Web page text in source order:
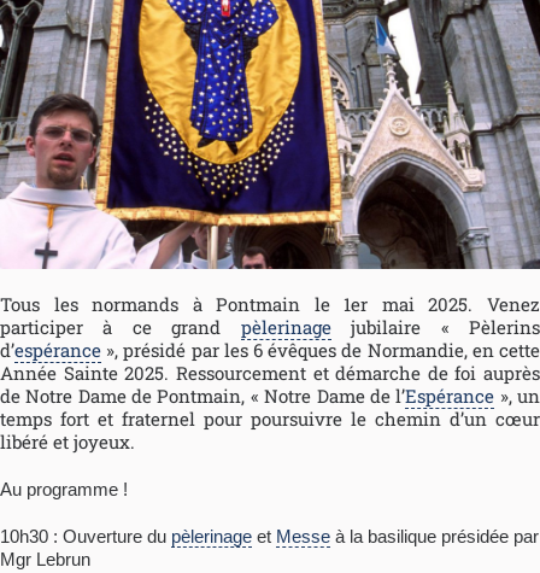
Tous les normands à Pontmain le 1er mai 2025. Venez
participer à ce grand pèlerinagejubilaire « Pèlerins
d’espérance », présidé par les 6 évêques de Normandie, en cette
Année Sainte 2025. Ressourcement et démarche de foi auprès
de Notre Dame de Pontmain, « Notre Dame de l’Espérance », un
temps fort et fraternel pour poursuivre le chemin d’un cœur
libéré et joyeux.
Au programme !
10h30 : Ouverture du pèlerinage et Messe à la basilique présidée par
Mgr Lebrun